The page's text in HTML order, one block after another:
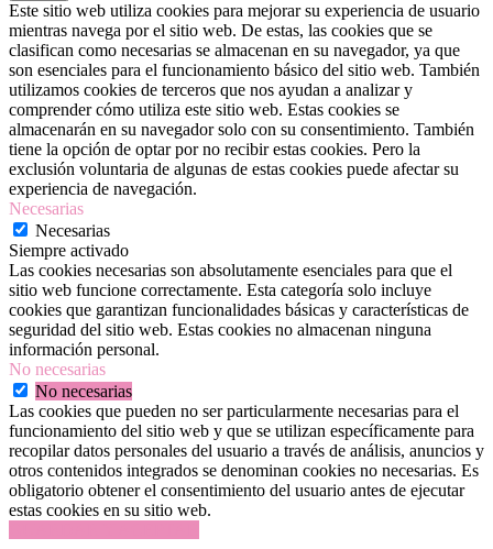
Este sitio web utiliza cookies para mejorar su experiencia de usuario
mientras navega por el sitio web. De estas, las cookies que se
clasifican como necesarias se almacenan en su navegador, ya que
son esenciales para el funcionamiento básico del sitio web. También
utilizamos cookies de terceros que nos ayudan a analizar y
comprender cómo utiliza este sitio web. Estas cookies se
almacenarán en su navegador solo con su consentimiento. También
tiene la opción de optar por no recibir estas cookies. Pero la
exclusión voluntaria de algunas de estas cookies puede afectar su
experiencia de navegación.
Necesarias
Necesarias
Siempre activado
Las cookies necesarias son absolutamente esenciales para que el
sitio web funcione correctamente. Esta categoría solo incluye
cookies que garantizan funcionalidades básicas y características de
seguridad del sitio web. Estas cookies no almacenan ninguna
información personal.
No necesarias
No necesarias
Las cookies que pueden no ser particularmente necesarias para el
funcionamiento del sitio web y que se utilizan específicamente para
recopilar datos personales del usuario a través de análisis, anuncios y
otros contenidos integrados se denominan cookies no necesarias. Es
obligatorio obtener el consentimiento del usuario antes de ejecutar
estas cookies en su sitio web.